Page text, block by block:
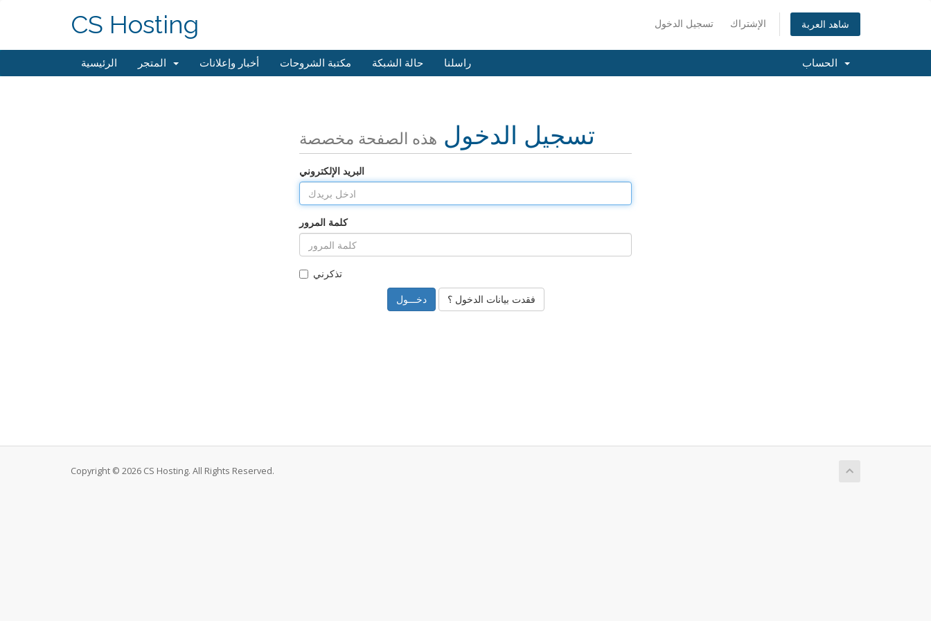
تسجيل الدخول الإشتراك شاهد العربة CS Hosting
الرئيسية أخبار وإعلانات مكتبة الشروحات حالة الشبكة راسلنا
تسجيل الدخول هذه الصفحة مخصصة
البريد الإلكتروني
كلمة المرور
تذكرني
فقدت بيانات الدخول ؟
Copyright © 2026 CS Hosting. All Rights Reserved.